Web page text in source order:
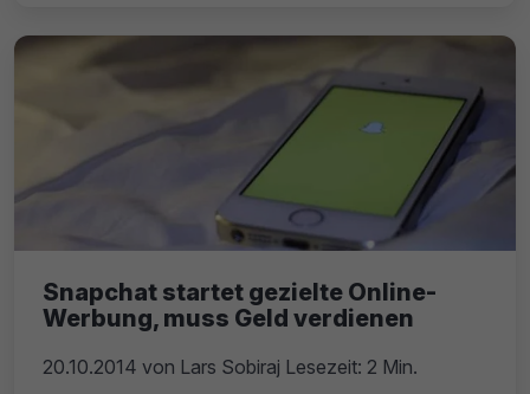
Snapchat startet gezielte Online-
Werbung, muss Geld verdienen
20.10.2014 von Lars Sobiraj Lesezeit: 2 Min.